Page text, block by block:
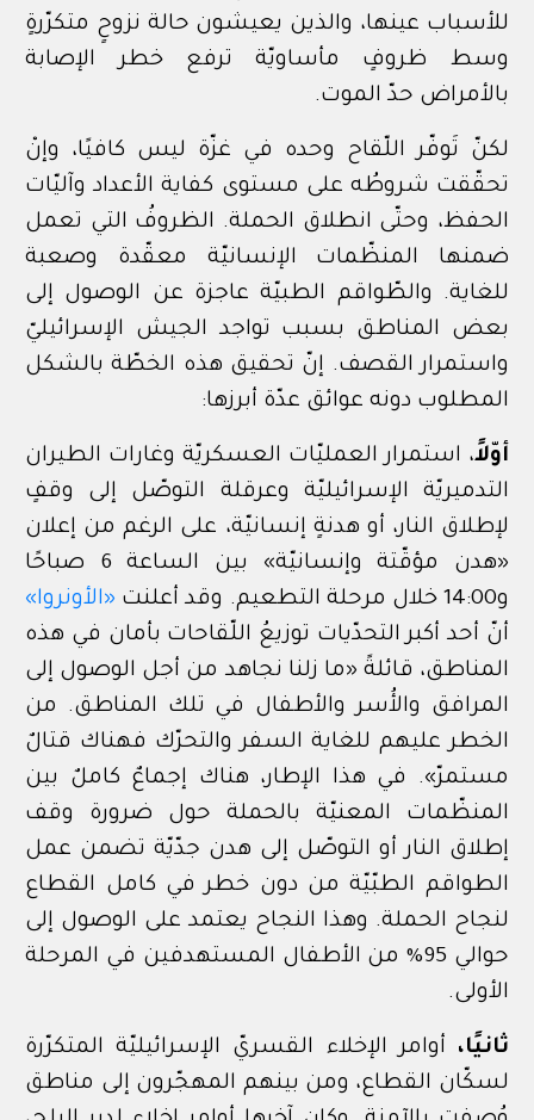
للأسباب عينها، والذين يعيشون حالة نزوحٍ متكرّرةٍ
وسط ظروفٍ مأساويّة ترفع خطر الإصابة
بالأمراض حدّ الموت.
لكنّ تَوفّر اللّقاح وحده في غزّة ليس كافيًا، وإنْ
تحقّقت شروطُه على مستوى كفاية الأعداد وآليّات
الحفظ، وحتّى انطلاق الحملة. الظروفُ التي تعمل
ضمنها المنظّمات الإنسانيّة معقّدة وصعبة
للغاية. والطّواقم الطبيّة عاجزة عن الوصول إلى
بعض المناطق بسبب تواجد الجيش الإسرائيليّ
واستمرار القصف. إنّ تحقيق هذه الخطّة بالشكل
المطلوب دونه عوائق عدّة أبرزها:
أوّلاً، استمرار العمليّات العسكريّة وغارات الطيران
التدميريّة الإسرائيليّة وعرقلة التوصّل إلى وقفٍ
لإطلاق النار، أو هدنةٍ إنسانيّة، على الرغم من إعلان
«هدن مؤقّتة وإنسانيّة» بين الساعة 6 صباحًا
و14:00 خلال مرحلة التطعيم. وقد أعلنت
«الأونروا»
أنّ أحد أكبر التحدّيات توزيعُ اللّقاحات بأمان في هذه
المناطق، قائلةً «ما زلنا نجاهد من أجل الوصول إلى
المرافق والأُسر والأطفال في تلك المناطق. من
الخطر عليهم للغاية السفر والتحرّك فهناك قتالٌ
مستمرّ». في هذا الإطار، هناك إجماعٌ كاملٌ بين
المنظّمات المعنيّة بالحملة حول ضرورة وقف
إطلاق النار أو التوصّل إلى هدن جدّيّة تضمن عمل
الطواقم الطبّيّة من دون خطر في كامل القطاع
لنجاح الحملة. وهذا النجاح يعتمد على الوصول إلى
حوالي 95% من الأطفال المستهدفين في المرحلة
الأولى.
ثانيًا، أوامر الإخلاء القسريّ الإسرائيليّة المتكرّرة
لسكّان القطاع، ومن بينهم المهجّرون إلى مناطق